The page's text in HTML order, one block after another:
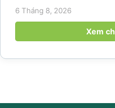
năm 2026 khi nhu cầu kết
họp và gắn kết đội ngũ
mang đến khoảng thời
6 Tháng 8, 2026
Xem